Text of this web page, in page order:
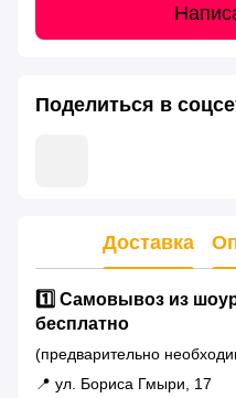
Поделиться в
Доставка
1️⃣ Самовывоз из
бесплатно
(предварительно
📍 ул. Бориса Гмыри, 17